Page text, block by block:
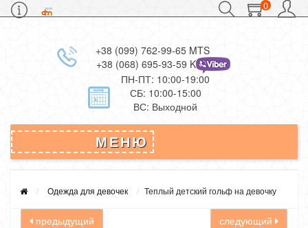
0
+38 (099) 762-99-65 MTS
+38 (068) 695-93-59 Kievstar
ПН-ПТ: 10:00-19:00
СБ: 10:00-15:00
ВС: Выходной
МЕНЮ
Одежда для девочек Теплый детский гольф на девочку
предыдущий следующий